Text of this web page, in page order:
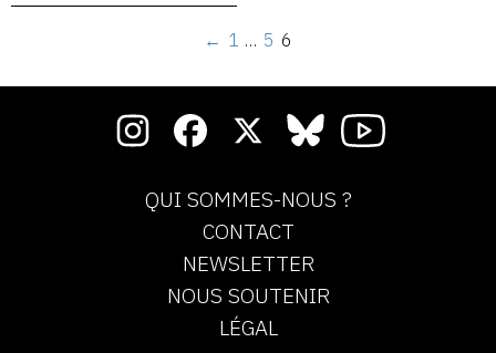
← 1 … 5 6
QUI SOMMES-NOUS ?
CONTACT
NEWSLETTER
NOUS SOUTENIR
LÉGAL